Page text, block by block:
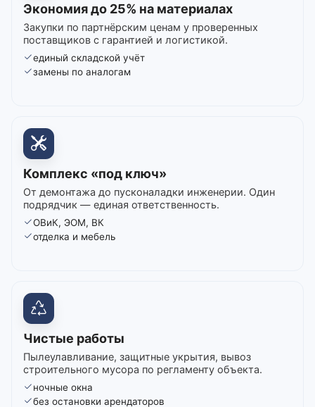
Экономия до 25% на материалах
Закупки по партнёрским ценам у проверенных
поставщиков с гарантией и логистикой.
единый складской учёт
замены по аналогам
Комплекс «под ключ»
От демонтажа до пусконаладки инженерии. Один
подрядчик — единая ответственность.
ОВиК, ЭОМ, ВК
отделка и мебель
Чистые работы
Пылеулавливание, защитные укрытия, вывоз
строительного мусора по регламенту объекта.
ночные окна
без остановки арендаторов